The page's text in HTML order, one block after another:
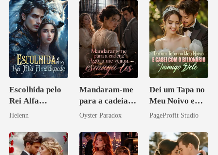
Escolhida pelo
Rei Alfa
Amaldiçoado
Helenn
Mandaram-me
para a cadeia?
Agora me
los
Oyster Paradox
Dei um Tapa no
Meu Noivo e
Casei com o
Inimigo Dele
PageProfit Studio